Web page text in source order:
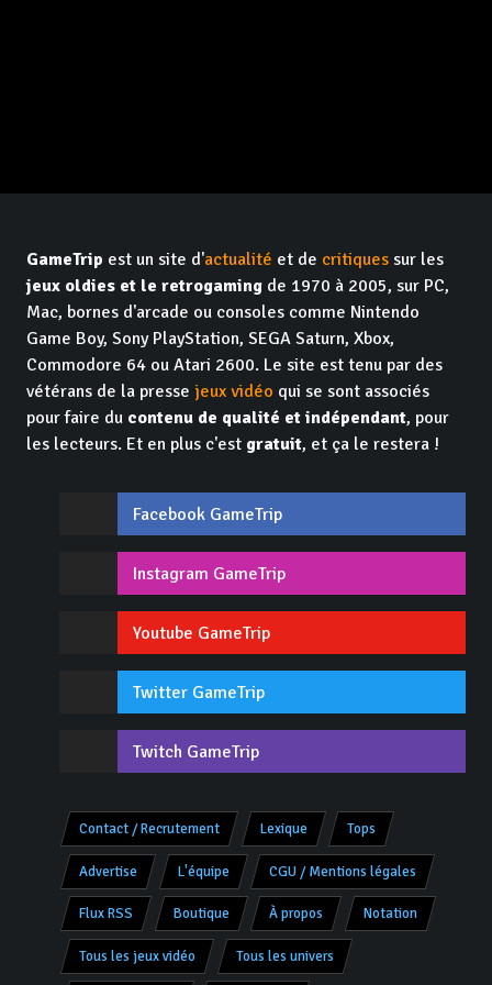
GameTrip est un site d'actualité et de critiques sur les
jeux oldies et le retrogaming de 1970 à 2005, sur PC,
Mac, bornes d'arcade ou consoles comme Nintendo
Game Boy, Sony PlayStation, SEGA Saturn, Xbox,
Commodore 64 ou Atari 2600. Le site est tenu par des
vétérans de la presse jeux vidéo qui se sont associés
pour faire du contenu de qualité et indépendant, pour
les lecteurs. Et en plus c'est gratuit, et ça le restera !
Facebook GameTrip
Instagram GameTrip
Youtube GameTrip
Twitter GameTrip
Twitch GameTrip
Contact / Recrutement Lexique Tops
Advertise L'équipe CGU / Mentions légales
Flux RSS Boutique À propos Notation
Tous les jeux vidéo Tous les univers